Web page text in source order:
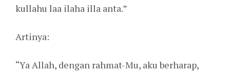
kullahu laa ilaha illa anta.”
Artinya:
“Ya Allah, dengan rahmat-Mu, aku berharap,